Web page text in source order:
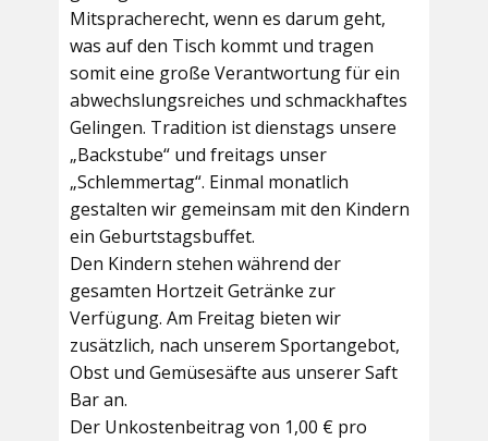
Mitspracherecht, wenn es darum geht,
was auf den Tisch kommt und tragen
somit eine große Verantwortung für ein
abwechslungsreiches und schmackhaftes
Gelingen. Tradition ist dienstags unsere
„Backstube“ und freitags unser
„Schlemmertag“. Einmal monatlich
gestalten wir gemeinsam mit den Kindern
ein Geburtstagsbuffet.
Den Kindern stehen während der
gesamten Hortzeit Getränke zur
Verfügung. Am Freitag bieten wir
zusätzlich, nach unserem Sportangebot,
Obst und Gemüsesäfte aus unserer Saft
Bar an.
Der Unkostenbeitrag von 1,00 € pro